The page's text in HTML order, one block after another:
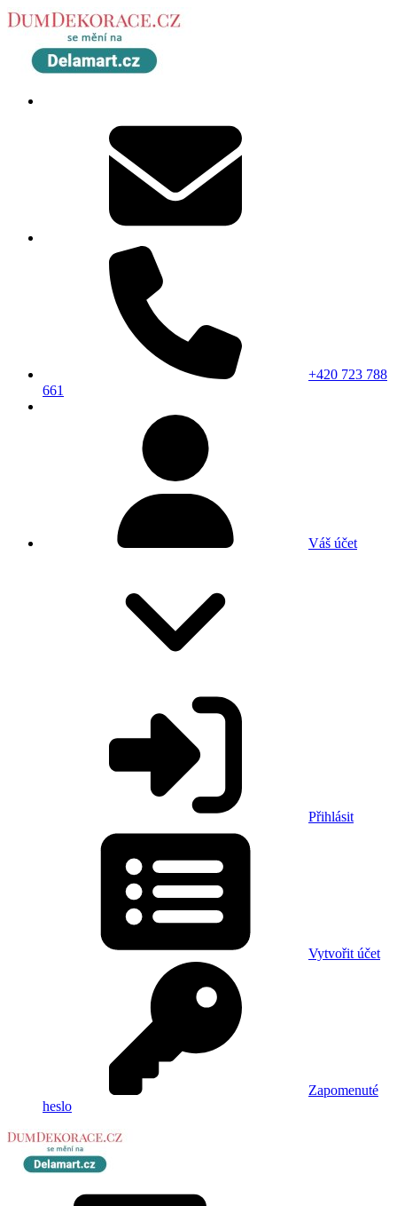
+420 723 788
661
Váš účet
Přihlásit
Vytvořit účet
Zapomenuté
heslo